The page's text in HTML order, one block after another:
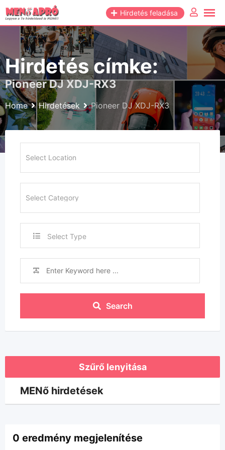
Skip
to
content
Hirdetés feladása
Hirdetés címke:
Pioneer DJ XDJ-RX3
Home Hirdetések Pioneer DJ XDJ-RX3
Select Type
Search
Szűrő lenyitása
MENő hirdetések
0 eredmény megjelenítése